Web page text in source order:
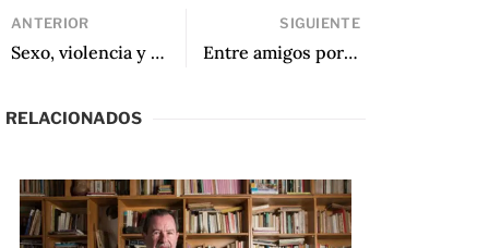
ANTERIOR
Sexo, violencia y archivo en Fe en disfraz de Mayra Santos-Febres por William Luis
SIGUIENTE
Entre amigos por Amigos de Sergio Chejfec
RELACIONADOS